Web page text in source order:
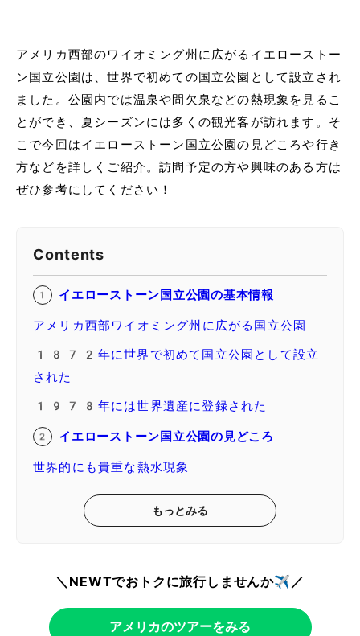
アメリカ西部のワイオミング州に広がるイエローストー
ン国立公園は、世界で初めての国立公園として設立され
ました。公園内では温泉や間欠泉などの熱現象を見るこ
とができ、夏シーズンには多くの観光客が訪れます。そ
こで今回はイエローストーン国立公園の見どころや行き
方などを詳しくご紹介。訪問予定の方や興味のある方は
ぜひ参考にしてください！
Contents
イエローストーン国立公園の基本情報
アメリカ西部ワイオミング州に広がる国立公園
1872年に世界で初めて国立公園として設立
された
1978年には世界遺産に登録された
イエローストーン国立公園の見どころ
世界的にも貴重な熱水現象
もっとみる
＼NEWTでおトクに旅行しませんか✈️／
アメリカのツアーをみる